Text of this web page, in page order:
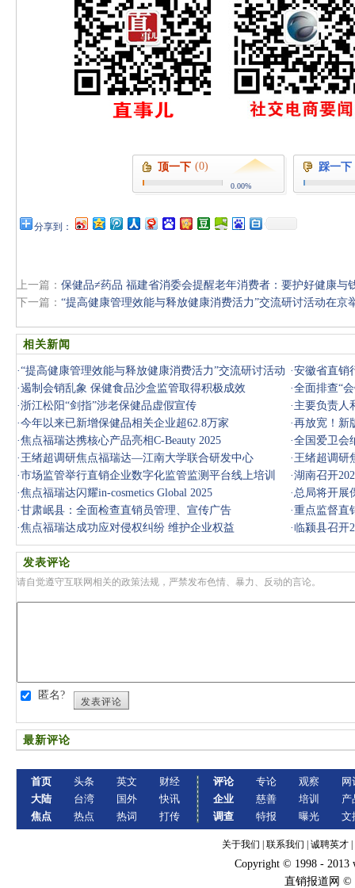
顶一下 (0)
0.00%
踩一下
分享到：
上一篇： 保健品≠药品 福建省消委会提醒老年消费者：要护好健康与
下一篇： “提高健康管理效能与释放健康消费活力”交流研讨活动在京
相关新闻
·“提高健康管理效能与释放健康消费活力”交流研讨活动
在京举
·安徽省直销
·遏制会销乱象 保健食品沙盒监管取得积极成效 ·全面排查“
·浙江松阳“剑指”涉老保健品虚假宣传 · 主要负责人
议
·今年以来已新增保健品相关企业超62.8万家 ·再放宽！新
·焦点福瑞达携核心产品亮相C-Beauty 2025 ·全国爱卫会
·王绪超调研焦点福瑞达—江南大学联合研发中心 ·王绪超调研
·市场监管举行直销企业数字化监管监测平台线上培训 ·湖南召开
·焦点福瑞达闪耀in-cosmetics Global 2025 ·总局将开展
·甘肃岷县：全面检查直销员管理、宣传广告 ·重点监督直
·焦点福瑞达成功应对侵权纠纷 维护企业权益 ·临颍县召开
发表评论
请自觉遵守互联网相关的政策法规，严禁发布色情、暴力、反动的言论。
匿名?
发表评论
最新评论
首页
大陆
焦点
头条
台湾
热点
英文
国外
热词
财经
快讯
打传
评论
企业
调查
专论
慈善
特报
观察
培训
曝光
网
产
文
关于我们 联系我们 诚聘英才
Copyright © 1998 - 2013
直销报道网